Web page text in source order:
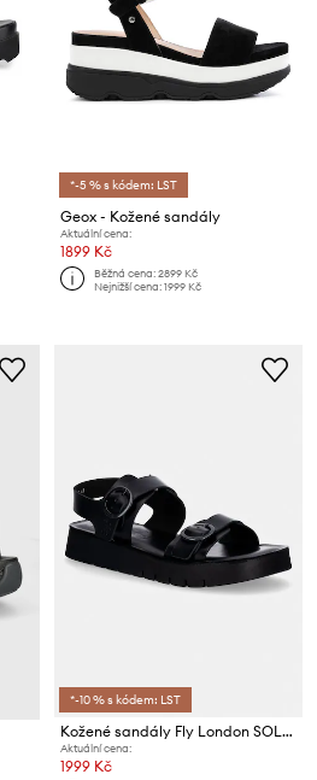
*-5 % s kódem: LST
Geox - Kožené sandály
Aktuální cena:
1899 Kč
Běžná cena:2899 Kč
Nejnižší cena:1999 Kč
*-10 % s kódem: LST
Kožené sandály Fly London SOLB260FLY
Aktuální cena:
1999 Kč